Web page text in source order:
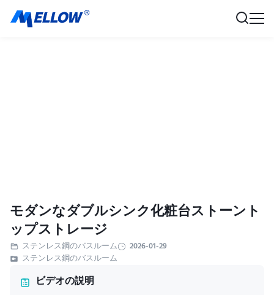
モダンなダブルシンク化粧台ストーント
ップストレージ
ステンレス鋼のバスルーム 2026-01-29
ステンレス鋼のバスルーム
ビデオの説明